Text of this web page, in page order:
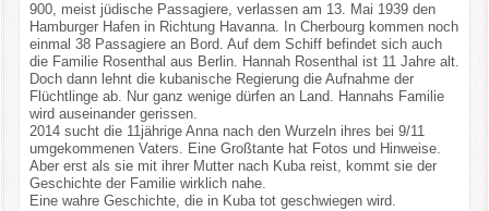
900, meist jüdische Passagiere, verlassen am 13. Mai 1939 den
Hamburger Hafen in Richtung Havanna. In Cherbourg kommen noch
einmal 38 Passagiere an Bord. Auf dem Schiff befindet sich auch
die Familie Rosenthal aus Berlin. Hannah Rosenthal ist 11 Jahre alt.
Doch dann lehnt die kubanische Regierung die Aufnahme der
Flüchtlinge ab. Nur ganz wenige dürfen an Land. Hannahs Familie
wird auseinander gerissen.
2014 sucht die 11jährige Anna nach den Wurzeln ihres bei 9/11
umgekommenen Vaters. Eine Großtante hat Fotos und Hinweise.
Aber erst als sie mit ihrer Mutter nach Kuba reist, kommt sie der
Geschichte der Familie wirklich nahe.
Eine wahre Geschichte, die in Kuba tot geschwiegen wird.